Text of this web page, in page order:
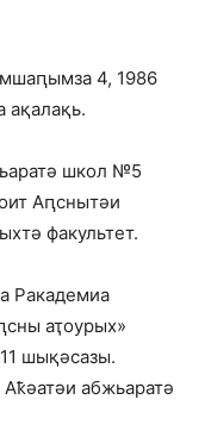
4, 1986
школ №5
Аԥснытәи
факультет.
Ракадемиа
аҭоурых»
шықәсазы.
абжьаратә